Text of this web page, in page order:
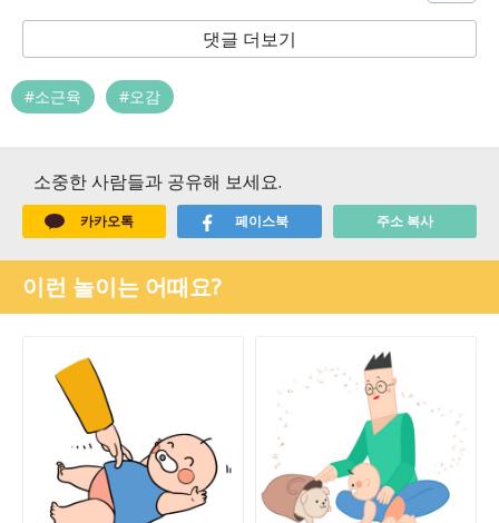
댓글 더보기
#소근육 #오감
소중한 사람들과 공유해 보세요.
카카오톡 페이스북 주소 복사
이런 놀이는 어때요?